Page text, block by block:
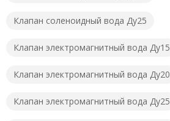
Клапан соленоидный вода Ду25
Клапан электромагнитный вода Ду15
Клапан электромагнитный вода Ду20
Клапан электромагнитный вода Ду25